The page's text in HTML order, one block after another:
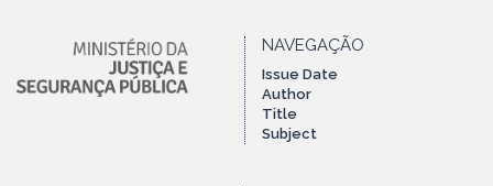
NAVEGAÇÃO
Issue Date
Author
Title
Subject